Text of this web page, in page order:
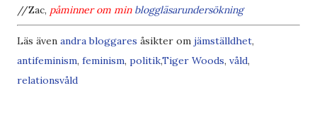
//Zac, påminner om min bloggläsarundersökning
Läs även andra bloggares åsikter om jämställdhet,
antifeminism, feminism, politik,Tiger Woods, våld,
relationsvåld